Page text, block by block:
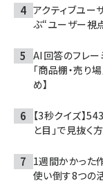
アクティブユー
ぶ“ユーザー視
AI回答のフレー
「商品棚・売り
め】
【3秒クイズ】
と目」で見抜く
1週間かかっ
使い倒す8つの